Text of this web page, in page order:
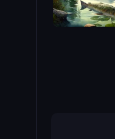
Real Fishing